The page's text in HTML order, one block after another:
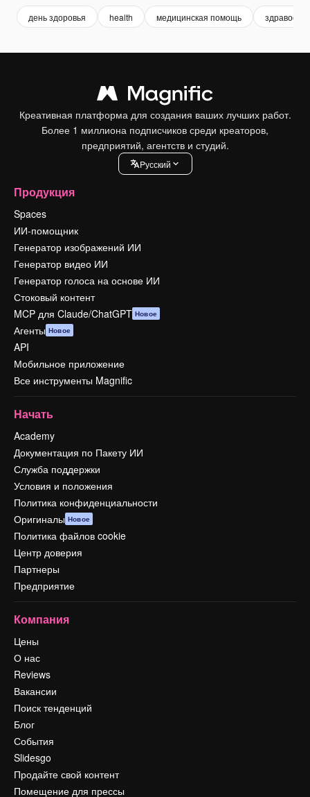
день здоровья health медицинская помощь
Креативная платформа для создания ваших лучших работ.
Более 1 миллиона подписчиков среди креаторов,
предприятий, агентств и студий.
Pусский
Продукция
Spaces
ИИ-помощник
Генератор изображений ИИ
Генератор видео ИИ
Генератор голоса на основе ИИ
Стоковый контент
MCP для Claude/ChatGPT Новое
Агенты Новое
API
Мобильное приложение
Все инструменты Magnific
Начать
Academy
Документация по Пакету ИИ
Служба поддержки
Условия и положения
Политика конфиденциальности
Оригиналы Новое
Политика файлов cookie
Центр доверия
Партнеры
Предприятие
Компания
Цены
О нас
Reviews
Вакансии
Поиск тенденций
Блог
События
Slidesgo
Продайте свой контент
Помещение для прессы